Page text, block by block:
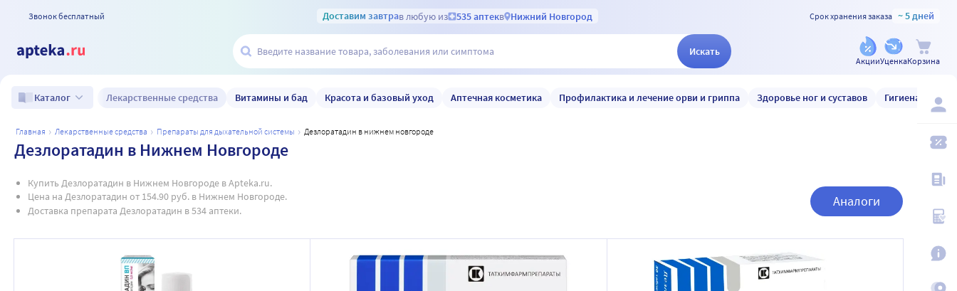
Звонок бесплатный Доставим завтрав любую из 535 аптекв Нижний Новгород Срок хранения заказа ~ 5 дней
Искать
АкцииУценкаКорзина
Каталог Лекарственные средства Витамины и бад Красота и базовый уход Аптечная косметика Профилактика и лечение орви и гриппа Здоровье ног и суставов Гигиена и уход
главная лекарственные средства препараты для дыхательной системы дезлоратадин в нижнем новгороде
Дезлоратадин в Нижнем Новгороде
Купить Дезлоратадин в Нижнем Новгороде в Apteka.ru.
Цена на Дезлоратадин от 154.90 руб. в Нижнем Новгороде.
Доставка препарата Дезлоратадин в 534 аптеки.
Аналоги